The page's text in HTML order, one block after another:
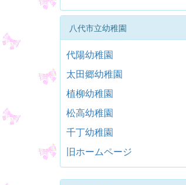
八代市立幼稚園
代陽幼稚園
太田郷幼稚園
植柳幼稚園
松高幼稚園
千丁幼稚園
旧ホームページ